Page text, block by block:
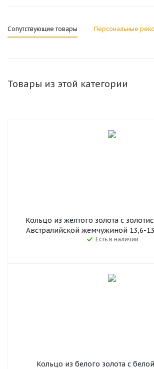
Сопутствующие товары Персональные
Товары из этой категории
Кольцо из желтого золота с
Австралийской жемчужиной 13,6-
Есть в наличии
Кольцо из белого золота с